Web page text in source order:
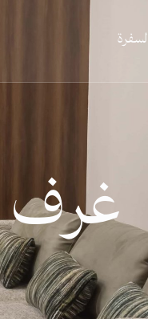
غرف